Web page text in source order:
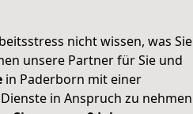
nicht wissen, was Sie
unsere Partner für Sie und
in Paderborn mit einer
in Anspruch zu nehmen